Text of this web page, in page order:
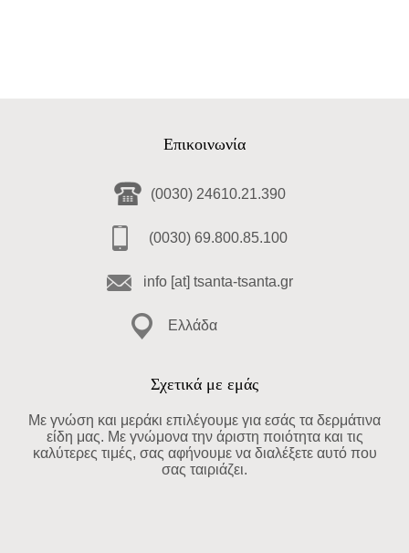
Επικοινωνία
(0030) 24610.21.390
(0030) 69.800.85.100
info [at] tsanta-tsanta.gr
Ελλάδα
Σχετικά με εμάς
Με γνώση και μεράκι επιλέγουμε για εσάς τα δερμάτινα
είδη μας. Με γνώμονα την άριστη ποιότητα και τις
καλύτερες τιμές, σας αφήνουμε να διαλέξετε αυτό που
σας ταιριάζει.